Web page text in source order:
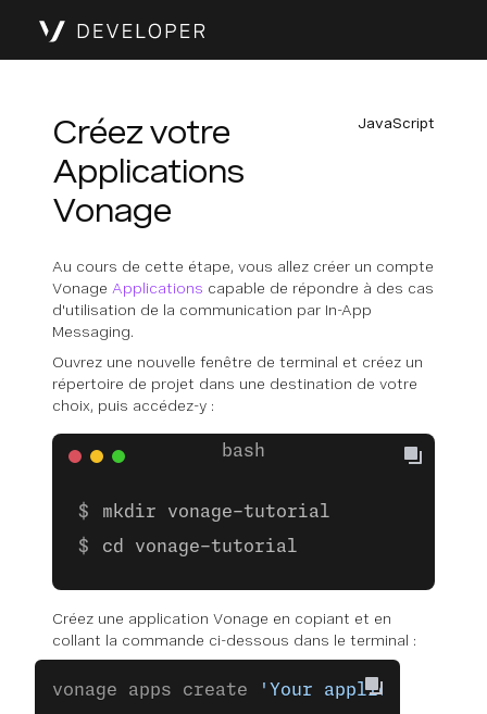
JavaScript
Créez votre
Applications
Vonage
Au cours de cette étape, vous allez créer un compte
Vonage Applications capable de répondre à des cas
d'utilisation de la communication par In-App
Messaging.
Ouvrez une nouvelle fenêtre de terminal et créez un
répertoire de projet dans une destination de votre
choix, puis accédez-y :
mkdir vonage-tutorial
cd vonage-tutorial
Créez une application Vonage en copiant et en
collant la commande ci-dessous dans le terminal :
vonage apps create 'Your application'